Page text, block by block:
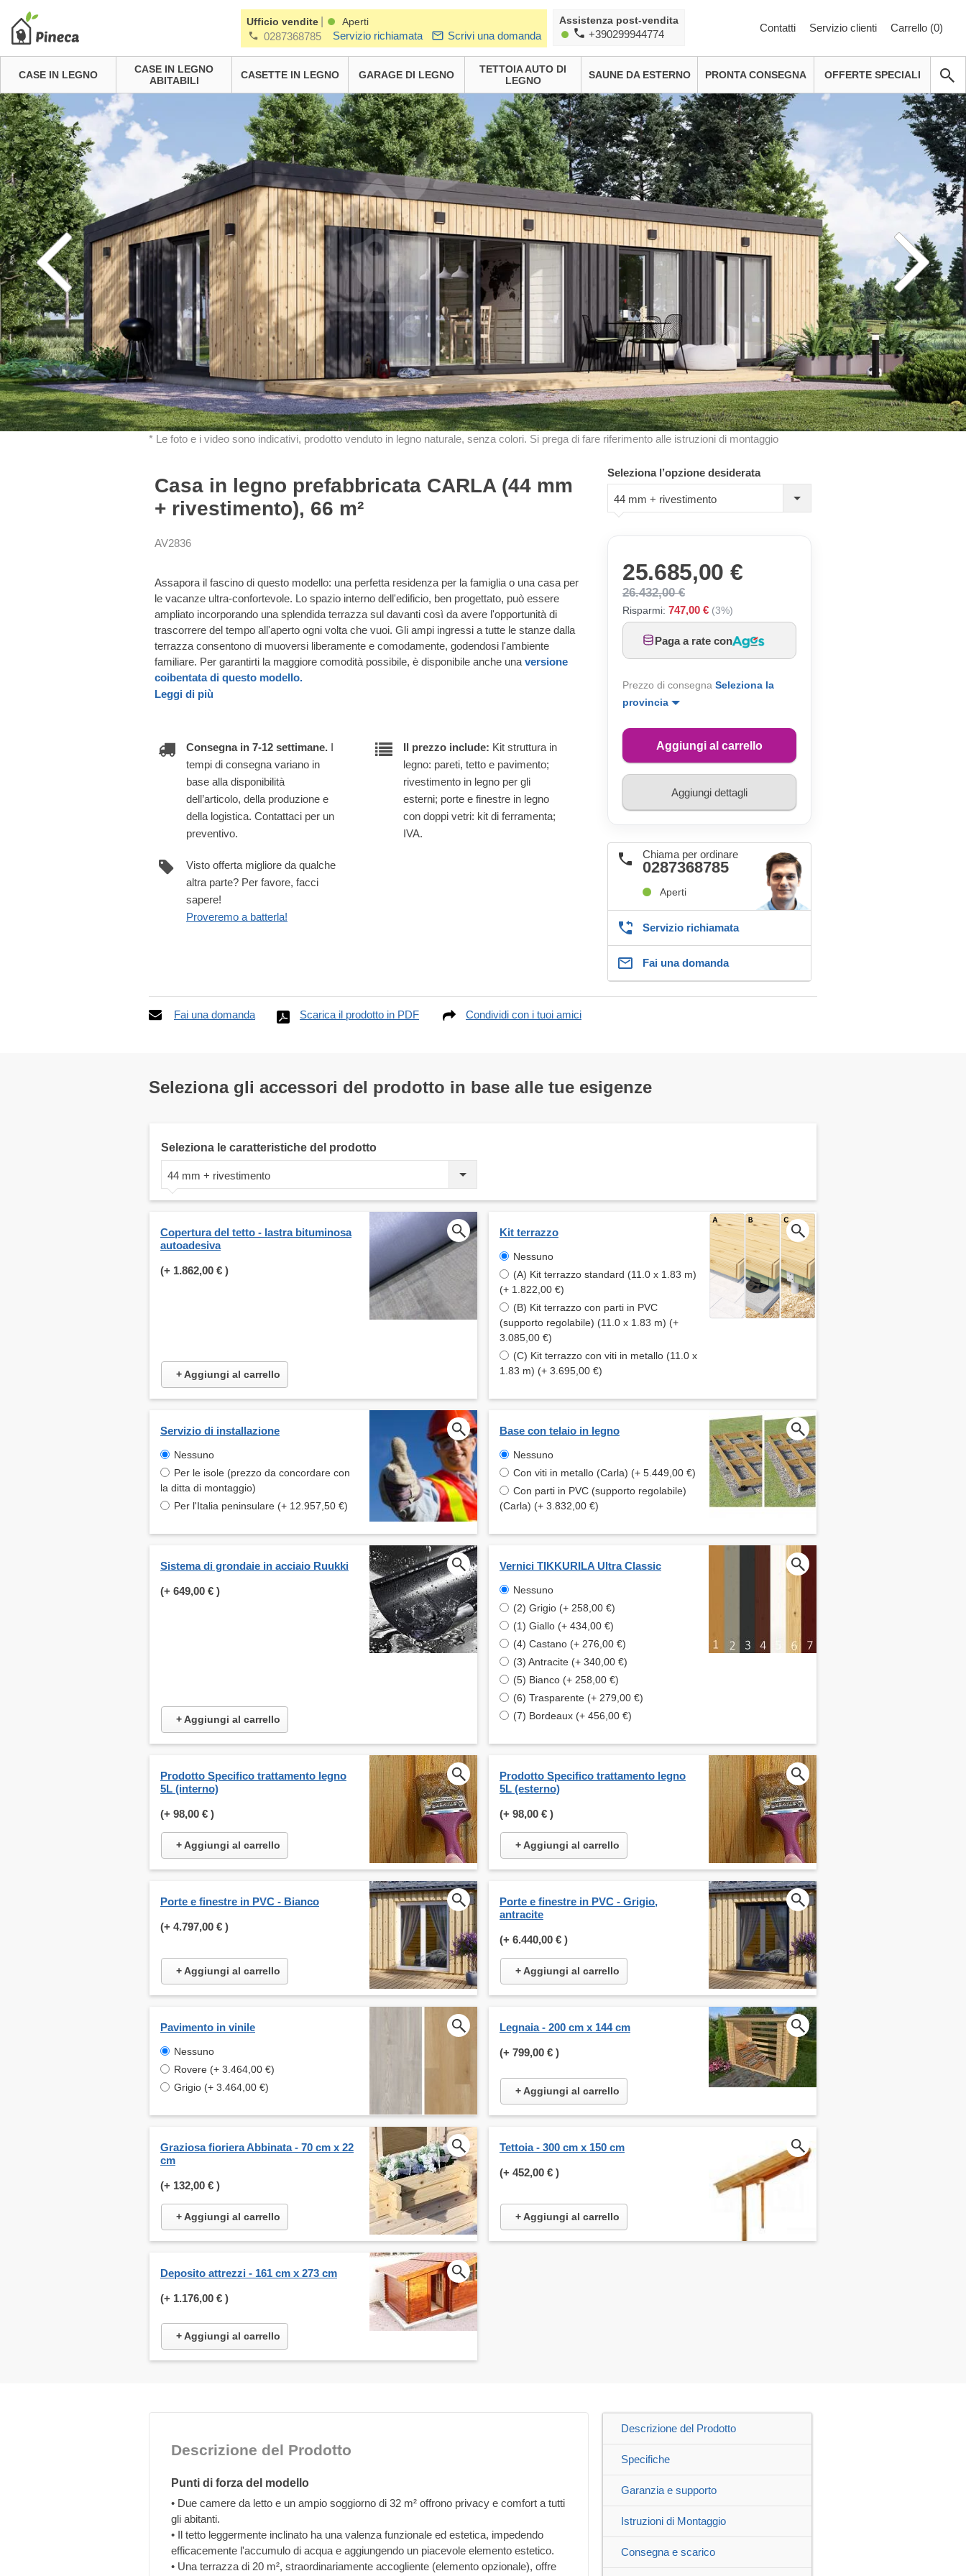
Ufficio vendite Aperti
0287368785 Servizio richiamata Scrivi una domanda
Assistenza post-vendita
+390299944774
Contatti Servizio clienti Carrello (0)
CASE IN LEGNO
CASE IN LEGNO
ABITABILI
CASETTE IN LEGNO GARAGE DI LEGNO
TETTOIA AUTO DI
LEGNO
SAUNE DA ESTERNO PRONTA CONSEGNA OFFERTE SPECIALI
* Le foto e i video sono indicativi, prodotto venduto in legno naturale, senza colori. Si prega di fare riferimento alle istruzioni di montaggio
Casa in legno prefabbricata CARLA (44 mm
+ rivestimento), 66 m²
AV2836
Assapora il fascino di questo modello: una perfetta residenza per la famiglia o una casa per
le vacanze ultra-confortevole. Lo spazio interno dell'edificio, ben progettato, può essere
ampliato incorporando una splendida terrazza sul davanti così da avere l'opportunità di
trascorrere del tempo all'aperto ogni volta che vuoi. Gli ampi ingressi a tutte le stanze dalla
terrazza consentono di muoversi liberamente e comodamente, godendosi l'ambiente
familiare. Per garantirti la maggiore comodità possibile, è disponibile anche una versione
coibentata di questo modello.
Leggi di più
Consegna in 7-12 settimane. I
tempi di consegna variano in
base alla disponibilità
dell’articolo, della produzione e
della logistica. Contattaci per un
preventivo.
Il prezzo include: Kit struttura in
legno: pareti, tetto e pavimento;
rivestimento in legno per gli
esterni; porte e finestre in legno
con doppi vetri: kit di ferramenta;
IVA.
Visto offerta migliore da qualche
altra parte? Per favore, facci
sapere!
Proveremo a batterla!
Seleziona l’opzione desiderata
44 mm + rivestimento
25.685,00 €
26.432,00 €
Risparmi: 747,00 € (3%)
Paga a rate con
Prezzo di consegna Seleziona la
provincia
Aggiungi al carrello
Aggiungi dettagli
Chiama per ordinare
0287368785
Aperti
Servizio richiamata
Fai una domanda
Fai una domanda Scarica il prodotto in PDF Condividi con i tuoi amici
Seleziona gli accessori del prodotto in base alle tue esigenze
Seleziona le caratteristiche del prodotto
44 mm + rivestimento
Copertura del tetto - lastra bituminosa
autoadesiva
(+ 1.862,00 € )
+ Aggiungi al carrello
Kit terrazzo
Nessuno
(A) Kit terrazzo standard (11.0 x 1.83 m)
(+ 1.822,00 €)
(B) Kit terrazzo con parti in PVC
(supporto regolabile) (11.0 x 1.83 m) (+
3.085,00 €)
(C) Kit terrazzo con viti in metallo (11.0 x
1.83 m) (+ 3.695,00 €)
Servizio di installazione
Nessuno
Per le isole (prezzo da concordare con
la ditta di montaggio)
Per l'Italia peninsulare (+ 12.957,50 €)
Base con telaio in legno
Nessuno
Con viti in metallo (Carla) (+ 5.449,00 €)
Con parti in PVC (supporto regolabile)
(Carla) (+ 3.832,00 €)
Sistema di grondaie in acciaio Ruukki
(+ 649,00 € )
+ Aggiungi al carrello
Vernici TIKKURILA Ultra Classic
Nessuno
(2) Grigio (+ 258,00 €)
(1) Giallo (+ 434,00 €)
(4) Castano (+ 276,00 €)
(3) Antracite (+ 340,00 €)
(5) Bianco (+ 258,00 €)
(6) Trasparente (+ 279,00 €)
(7) Bordeaux (+ 456,00 €)
Prodotto Specifico trattamento legno
5L (interno)
(+ 98,00 € )
+ Aggiungi al carrello
Prodotto Specifico trattamento legno
5L (esterno)
(+ 98,00 € )
+ Aggiungi al carrello
Porte e finestre in PVC - Bianco
(+ 4.797,00 € )
+ Aggiungi al carrello
Porte e finestre in PVC - Grigio,
antracite
(+ 6.440,00 € )
+ Aggiungi al carrello
Pavimento in vinile
Nessuno
Rovere (+ 3.464,00 €)
Grigio (+ 3.464,00 €)
Legnaia - 200 cm x 144 cm
(+ 799,00 € )
+ Aggiungi al carrello
Graziosa fioriera Abbinata - 70 cm x 22
cm
(+ 132,00 € )
+ Aggiungi al carrello
Tettoia - 300 cm x 150 cm
(+ 452,00 € )
+ Aggiungi al carrello
Deposito attrezzi - 161 cm x 273 cm
(+ 1.176,00 € )
+ Aggiungi al carrello
Descrizione del Prodotto
Punti di forza del modello
• Due camere da letto e un ampio soggiorno di 32 m² offrono privacy e comfort a tutti
gli abitanti.
• Il tetto leggermente inclinato ha una valenza funzionale ed estetica, impedendo
efficacemente l'accumulo di acqua e aggiungendo un piacevole elemento estetico.
• Una terrazza di 20 m², straordinariamente accogliente (elemento opzionale), offre
Descrizione del Prodotto
Specifiche
Garanzia e supporto
Istruzioni di Montaggio
Consegna e scarico